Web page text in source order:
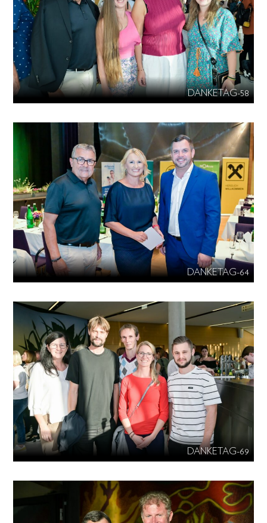
DANKETAG-58
DANKETAG-64
DANKETAG-69